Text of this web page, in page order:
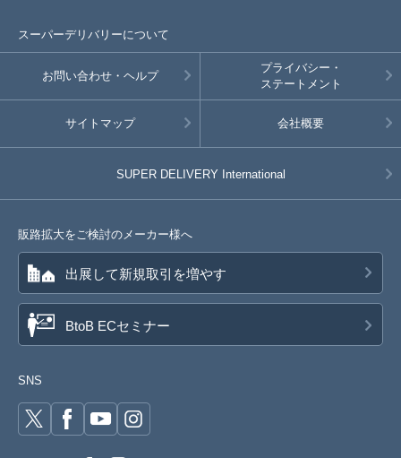
スーパーデリバリーについて
お問い合わせ・ヘルプ
プライバシー・
ステートメント
サイトマップ 会社概要
SUPER DELIVERY International
販路拡大をご検討のメーカー様へ
出展して新規取引を増やす
BtoB ECセミナー
SNS